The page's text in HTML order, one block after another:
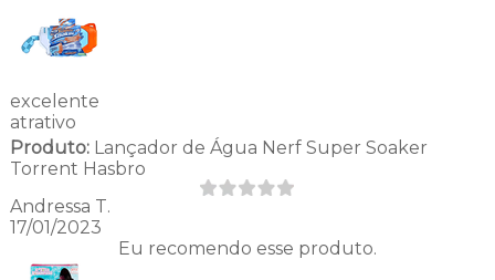
excelente
atrativo
Produto:Lançador de Água Nerf Super Soaker
Torrent Hasbro
Andressa T.
17/01/2023
Eu recomendo esse produto.